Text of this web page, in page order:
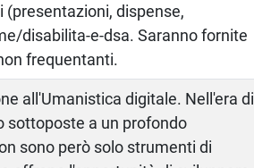
dispense,
disabilita-e-dsa. Saranno fornite
frequentanti.
all'Umanistica digitale. Nell'era di
sottoposte a un profondo
sono però solo strumenti di